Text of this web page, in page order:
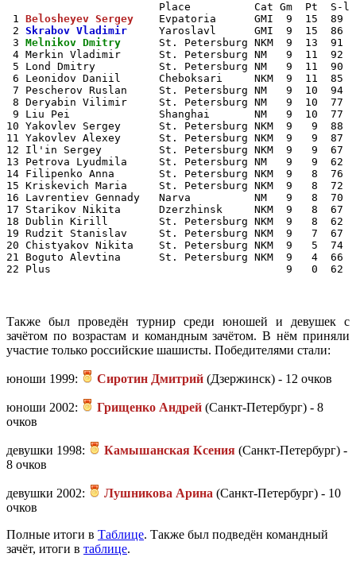
Place          Cat Gm  Pt  S-
1 Belosheyev Sergey
Evpatoria      GMI  9  15  89
2 Skrabov Vladimir
Yaroslavl      GMI  9  15  86
3 Melnikov Dmitry
St. Petersburg NKM  9  13  91
4 Merkin Vladimir      St. Petersburg NM   9  11
5 Lond Dmitry          St. Petersburg NM   9  11
6 Leonidov Daniil      Cheboksari     NKM  9  11
7 Pescherov Ruslan     St. Petersburg NM   9  10
8 Deryabin Vilimir     St. Petersburg NM   9  10
9 Liu Pei              Shanghai       NM   9  10  77
10 Yakovlev Sergey      St. Petersburg NKM  9   9
11 Yakovlev Alexey      St. Petersburg NKM  9   9
12 Il'in Sergey         St. Petersburg NKM  9   9  67
13 Petrova Lyudmila     St. Petersburg NM   9   9  62
14 Filipenko Anna       St. Petersburg NKM  9   8
15 Kriskevich Maria     St. Petersburg NKM  9   8
16 Lavrentiev Gennady   Narva          NM   9   8  70
17 Starikov Nikita      Dzerzhinsk     NKM  9   8  67
18 Dublin Kirill        St. Petersburg NKM  9   8  62
19 Rudzit Stanislav     St. Petersburg NKM  9   7
20 Chistyakov Nikita    St. Petersburg NKM  9   5
21 Boguto Alevtina      St. Petersburg NKM  9   4  66
Также был проведён турнир среди юношей и девушек с
зачётом по возрастам и командным зачётом. В нём приняли
участие только российские шашисты. Победителями стали:
юноши 1999: Сиротин Дмитрий (Дзержинск) - 12 очков
юноши 2002: Грищенко Андрей (Санкт-Петербург) - 8
очков
девушки 1998: Камышанская Ксения (Санкт-Петербург) -
8 очков
девушки 2002: Лушникова Арина (Санкт-Петербург) - 10
очков
Полные итоги в Таблице. Также был подведён командный
зачёт, итоги в таблице.